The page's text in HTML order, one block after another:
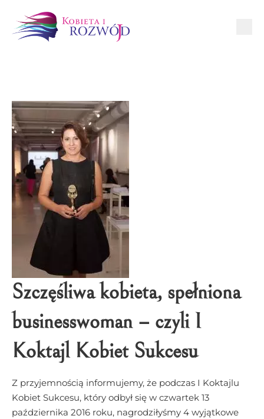
Szczęśliwa kobieta, spełniona
businesswoman – czyli I
Koktajl Kobiet Sukcesu
Z przyjemnością informujemy, że podczas I Koktajlu
Kobiet Sukcesu, który odbył się w czwartek 13
października 2016 roku, nagrodziłyśmy 4 wyjątkowe